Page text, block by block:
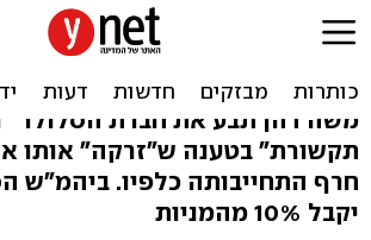
הפסד לרמי לוי:
ליועץ התקשורת
משה דהן תבע את חברת הסלולר
תקשורת" בטענה ש"זרקה" אותו
חרף התחייבותה כלפיו. ביהמ"ש
יקבל 10% מהמניות